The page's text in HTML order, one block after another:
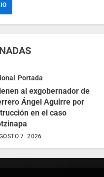
Portada
al exgobernador de
Ángel Aguirre por
en el caso
7, 2026